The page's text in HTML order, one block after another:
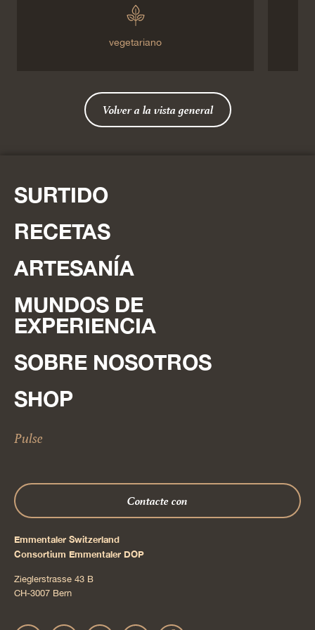
vegetariano
Volver a la vista general
SURTIDO
RECETAS
ARTESANÍA
MUNDOS DE
EXPERIENCIA
SOBRE NOSOTROS
SHOP
Pulse
Contacte con
Emmentaler Switzerland
Consortium Emmentaler DOP
Zieglerstrasse 43 B
CH-3007 Bern